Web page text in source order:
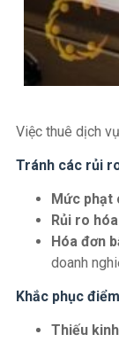
Việc thuê dịch
Tránh các rủi
Mức phạt
Rủi ro
Hóa đơn
doanh
Khắc phục
Thiếu